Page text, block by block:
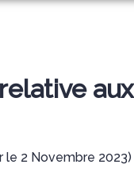
aux
le 2 Novembre 2023)